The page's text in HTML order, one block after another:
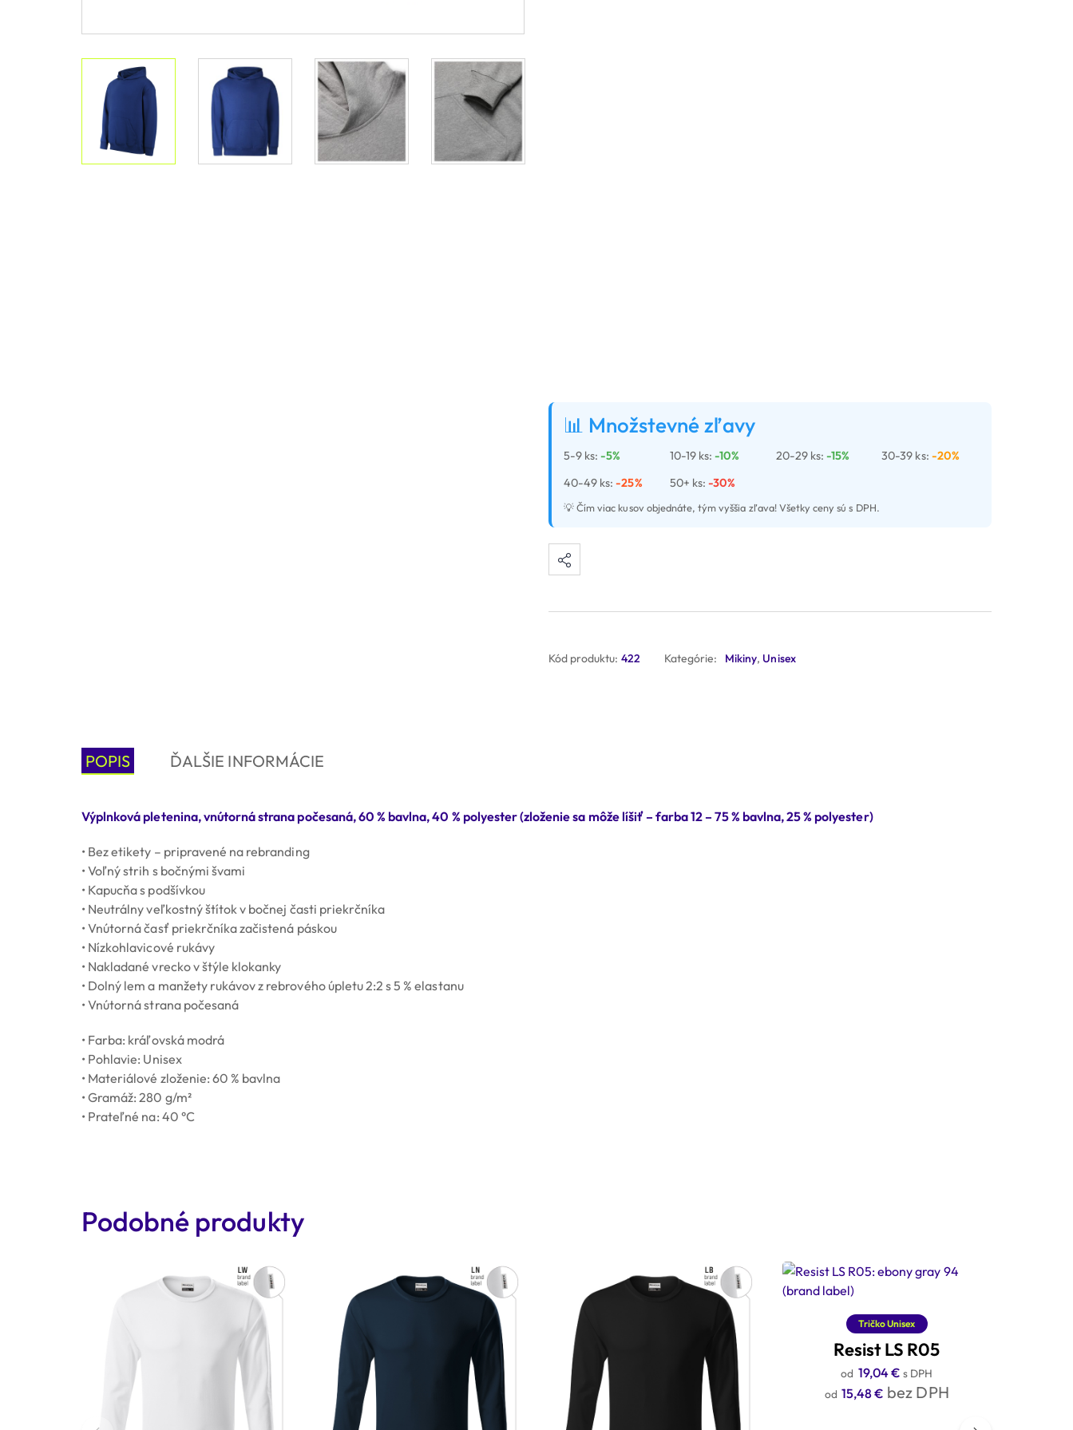
📊 Množstevné zľavy
5-9 ks:-5% 10-19 ks:-10% 20-29 ks: -15% 30-39 ks: -20%
40-49 ks:-25% 50+ ks:-30%
💡 Čím viac kusov objednáte, tým vyššia zľava! Všetky ceny sú s DPH.
Kód produktu: 422 Kategórie: Mikiny, Unisex
POPIS ĎALŠIE INFORMÁCIE
Výplnková pletenina, vnútorná strana počesaná, 60 % bavlna, 40 % polyester (zloženie sa môže líšiť – farba 12 – 75 % bavlna, 25 % polyester)
• Bez etikety – pripravené na rebranding
• Voľný strih s bočnými švami
• Kapucňa s podšívkou
• Neutrálny veľkostný štítok v bočnej časti priekrčníka
• Vnútorná časť priekrčníka začistená páskou
• Nízkohlavicové rukávy
• Nakladané vrecko v štýle klokanky
• Dolný lem a manžety rukávov z rebrového úpletu 2:2 s 5 % elastanu
• Vnútorná strana počesaná
• Farba: kráľovská modrá
• Pohlavie: Unisex
• Materiálové zloženie: 60 % bavlna
• Gramáž: 280 g/m²
• Prateľné na: 40 °C
Podobné produkty
Tričko Unisex
Resist LS R05
19,04€ s DPH
15,48€ bez DPH